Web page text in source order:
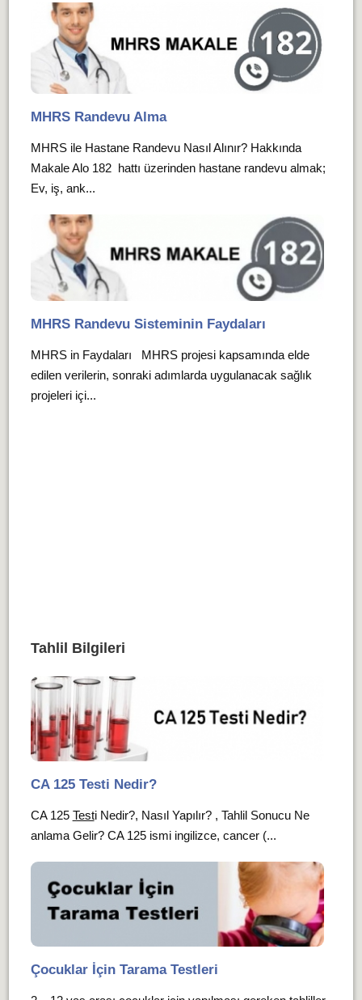
MHRS Randevu Alma
MHRS ile Hastane Randevu Nasıl Alınır? Hakkında
Makale Alo 182 hattı üzerinden hastane randevu almak;
Ev, iş, ank...
MHRS Randevu Sisteminin Faydaları
MHRS in Faydaları MHRS projesi kapsamında elde
edilen verilerin, sonraki adımlarda uygulanacak sağlık
projeleri içi...
Tahlil Bilgileri
CA 125 Testi Nedir?
CA 125 Testi Nedir?, Nasıl Yapılır? , Tahlil Sonucu Ne
anlama Gelir? CA 125 ismi ingilizce, cancer (...
Çocuklar İçin Tarama Testleri